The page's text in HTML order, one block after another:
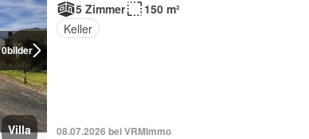
bilder
Villa
5 Zimmer
150 m²
Keller
08.07.2026 bei VRMImmo